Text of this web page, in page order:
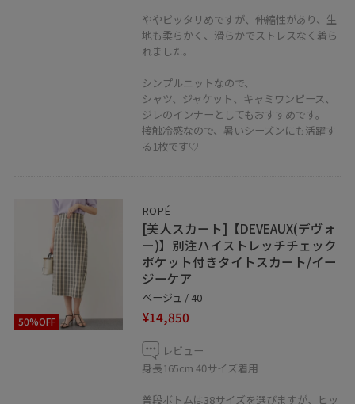
LINEでロペスタッフに相談は【友だち追加】をタップを
ややピッタリめですが、伸縮性があり、生
地も柔らかく、滑らかでストレスなく着ら
れました。
シンプルニットなので、
シャツ、ジャケット、キャミワンピース、
ジレのインナーとしてもおすすめです。
接触冷感なので、暑いシーズンにも活躍す
る1枚です♡
50%OFF
ROPÉ
[美人スカート]【DEVEAUX(デヴォ
ー)】別注ハイストレッチチェック
ポケット付きタイトスカート/イー
ジーケア
ベージュ / 40
¥14,850
レビュー
身長165cm 40サイズ着用
普段ボトムは38サイズを選びますが、ヒッ